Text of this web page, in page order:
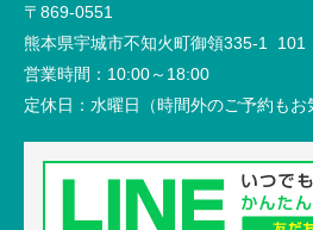
〒869-0551
熊本県宇城市不知火町御領335-1 101
営業時間： 10:00～18:00
定休日： 水曜日（時間外のご予約もお